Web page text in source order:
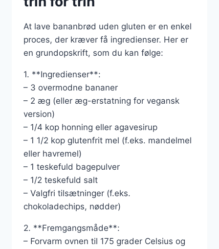
At lave bananbrød uden gluten er en enkel
proces, der kræver få ingredienser. Her er
en grundopskrift, som du kan følge:
1. **Ingredienser**:
– 3 overmodne bananer
– 2 æg (eller æg-erstatning for vegansk
version)
– 1/4 kop honning eller agavesirup
– 1 1/2 kop glutenfrit mel (f.eks. mandelmel
eller havremel)
– 1 teskefuld bagepulver
– 1/2 teskefuld salt
– Valgfri tilsætninger (f.eks.
chokoladechips, nødder)
2. **Fremgangsmåde**:
– Forvarm ovnen til 175 grader Celsius og